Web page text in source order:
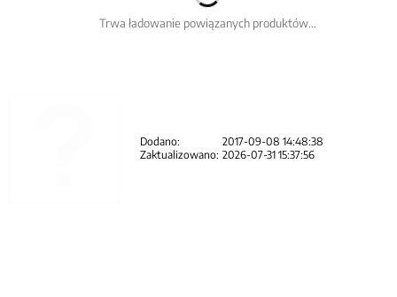
Trwa ładowanie powiązanych produktów...
Dodano:
2017-09-08 14:48:38
Zaktualizowano: 2026-07-31 15:37:56